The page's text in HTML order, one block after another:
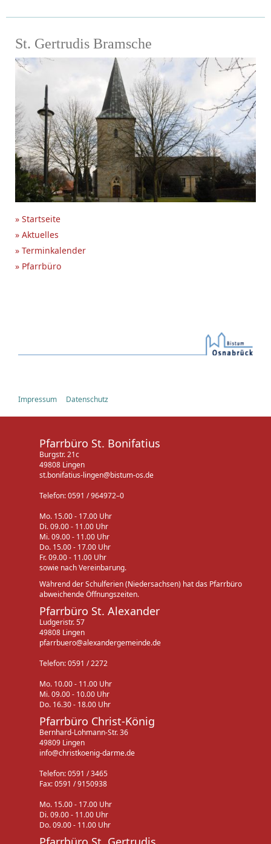
St. Gertrudis Bramsche
» Startseite
» Aktuelles
» Terminkalender
» Pfarrbüro
Impressum Datenschutz
Pfarrbüro St. Bonifatius
Burgstr. 21c
49808 Lingen
st.bonifatius-lingen@bistum-os.de
Telefon: 0591 / 964972–0
Mo. 15.00 - 17.00 Uhr
Di. 09.00 - 11.00 Uhr
Mi. 09.00 - 11.00 Uhr
Do. 15.00 - 17.00 Uhr
Fr. 09.00 - 11.00 Uhr
sowie nach Vereinbarung.
Während der Schulferien (Niedersachsen) hat das Pfarrbüro
abweichende Öffnungszeiten.
Pfarrbüro St. Alexander
Ludgeristr. 57
49808 Lingen
pfarrbuero@alexandergemeinde.de
Telefon: 0591 / 2272
Mo. 10.00 - 11.00 Uhr
Mi. 09.00 - 10.00 Uhr
Do. 16.30 - 18.00 Uhr
Pfarrbüro Christ-König
Bernhard-Lohmann-Str. 36
49809 Lingen
info@christkoenig-darme.de
Telefon: 0591 / 3465
Fax: 0591 / 9150938
Mo. 15.00 - 17.00 Uhr
Di. 09.00 - 11.00 Uhr
Do. 09.00 - 11.00 Uhr